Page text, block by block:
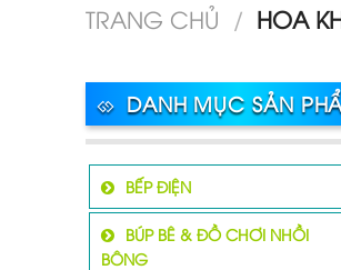
TRANG CHỦ / HOA
DANH MỤC SẢN
BẾP ĐIỆN
BÚP BÊ & ĐỒ CHƠI NHỒI
BÔNG